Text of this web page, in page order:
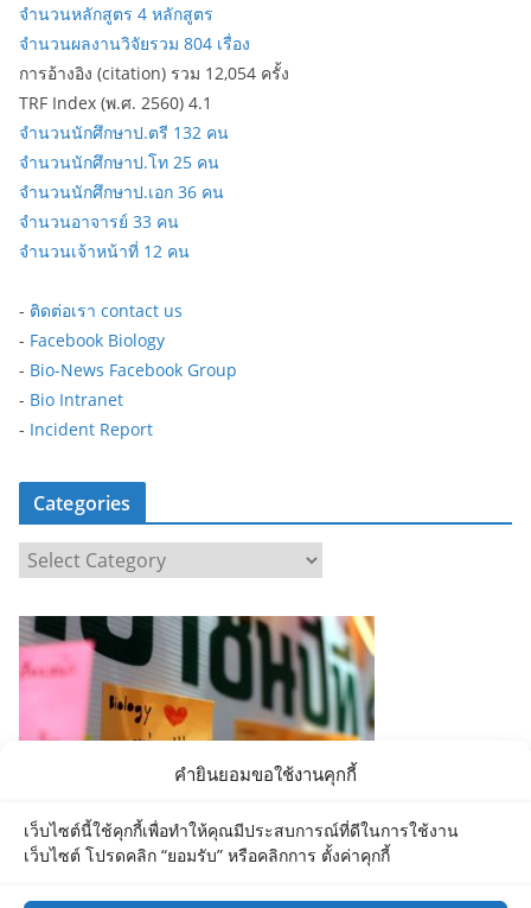
คำยินยอมขอใช้งานคุกกี้
เว็บไซต์นี้ใช้คุกกี้เพื่อทำให้คุณมีประสบการณ์ที่ดีในการใช้งาน
เว็บไซต์ โปรดคลิก “ยอมรับ” หรือคลิกการ ตั้งค่าคุกกี้
จำนวนหลักสูตร 4 หลักสูตร
จำนวนผลงานวิจัยรวม 804 เรื่อง
การอ้างอิง (citation) รวม 12,054 ครั้ง
TRF Index (พ.ศ. 2560) 4.1
จำนวนนักศึกษาป.ตรี 132 คน
จำนวนนักศึกษาป.โท 25 คน
จำนวนนักศึกษาป.เอก 36 คน
จำนวนอาจารย์ 33 คน
จำนวนเจ้าหน้าที่ 12 คน
- ติดต่อเรา contact us
- Facebook Biology
- Bio-News Facebook Group
- Bio Intranet
- Incident Report
Categories
a
t
e
g
r
s